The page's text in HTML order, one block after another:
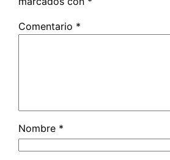
Comentario *
Nombre *